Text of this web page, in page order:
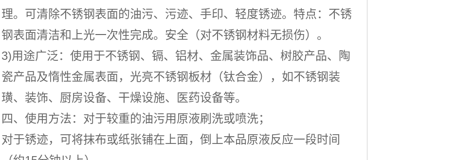
理。可清除不锈钢表面的油污、污迹、手印、轻度锈迹。特点：不锈
钢表面清洁和上光一次性完成。安全（对不锈钢材料无损伤）。
3)用途广泛：使用于不锈钢、镉、铝材、金属装饰品、树胶产品、陶
瓷产品及惰性金属表面，光亮不锈钢板材（钛合金），如不锈钢装
璜、装饰、厨房设备、干燥设施、医药设备等。
四、使用方法：对于较重的油污用原液刷洗或喷洗；
对于锈迹，可将抹布或纸张铺在上面，倒上本品原液反应一段时间